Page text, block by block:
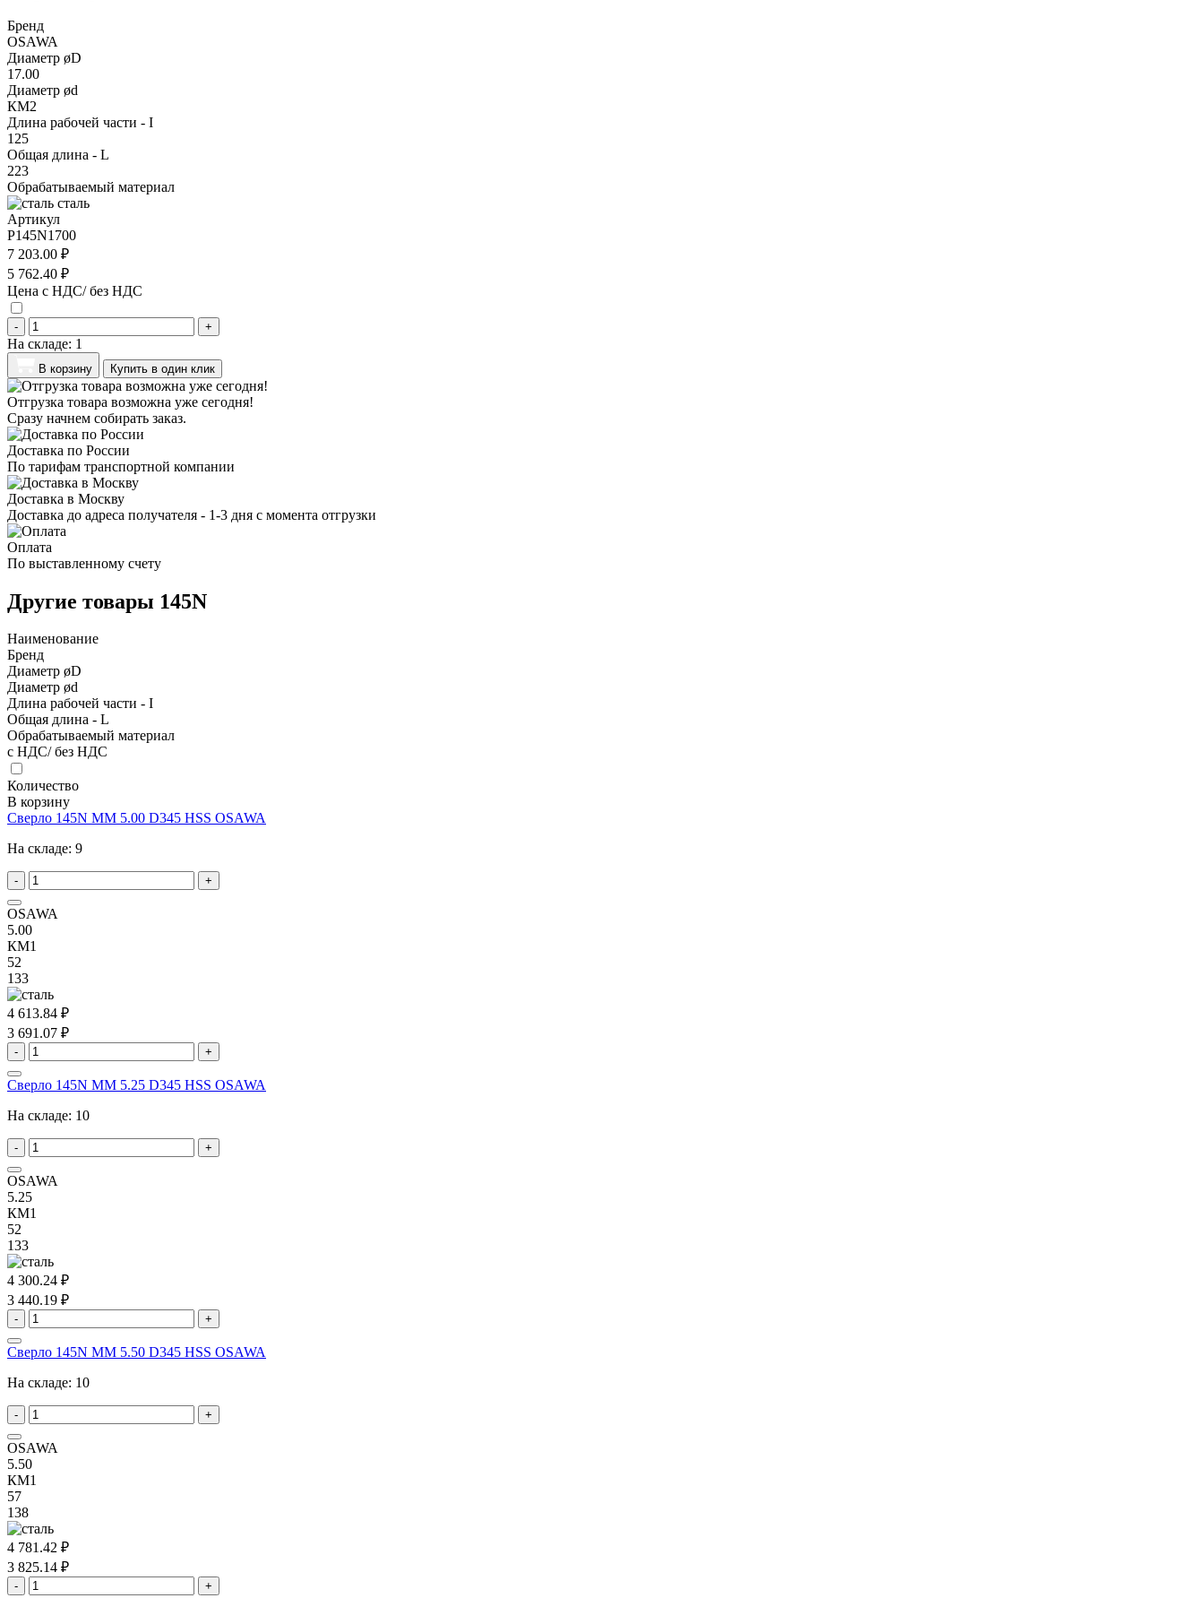
Бренд
OSAWA
Диаметр øD
17.00
Диаметр ød
КМ2
Длина рабочей части - I
125
Общая длина - L
223
Обрабатываемый материал
сталь
Артикул
P145N1700
7 203.00 ₽
5 762.40 ₽
Цена с НДС/ без НДС
- +
На складе: 1
В корзину Купить в один клик
Отгрузка товара возможна уже сегодня!
Сразу начнем собирать заказ.
Доставка по России
По тарифам транспортной компании
Доставка в Москву
Доставка до адреса получателя - 1-3 дня с момента отгрузки
Оплата
По выставленному счету
Другие товары 145N
Наименование
Бренд
Диаметр øD
Диаметр ød
Длина рабочей части - I
Общая длина - L
Обрабатываемый материал
с НДС/ без НДС
Количество
В корзину
Сверло 145N MM 5.00 D345 HSS OSAWA
На складе: 9
- +
OSAWA
5.00
КМ1
52
133
4 613.84 ₽
3 691.07 ₽
- +
Сверло 145N MM 5.25 D345 HSS OSAWA
На складе: 10
- +
OSAWA
5.25
КМ1
52
133
4 300.24 ₽
3 440.19 ₽
- +
Сверло 145N MM 5.50 D345 HSS OSAWA
На складе: 10
- +
OSAWA
5.50
КМ1
57
138
4 781.42 ₽
3 825.14 ₽
- +